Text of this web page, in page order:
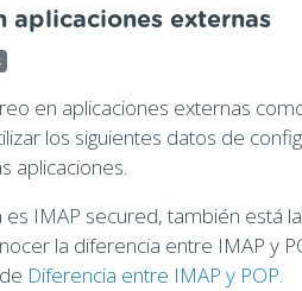
aplicaciones externas
en aplicaciones externas
los siguientes datos de
aplicaciones.
IMAP secured, también está
la diferencia entre IMAP y
Diferencia entre IMAP y POP.